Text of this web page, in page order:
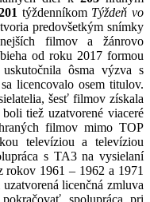
týždenníkomTýždeň vo
predovšetkým snímky
filmov a žánrovo
od roku 2017 formou
ôsma výzva s
licencovalo osem titulov.
šesť filmov získala
tiež uzatvorené viaceré
filmov mimo TOP
televíziou a televíziou
s TA3 na vysielaní
rokov 1961 – 1962 a 1971
licenčná zmluva
spolupráca pri